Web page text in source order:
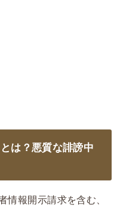
は？悪質な誹謗中
報開示請求を含む、